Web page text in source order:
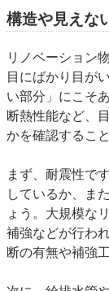
構造や見えな
リノベーション
目にばかり目が
い部分」にこそ
断熱性能など、
かを確認するこ
まず、 耐震性で
しているか、ま
ょう。大規模な
補強などが行わ
断の有無や補強